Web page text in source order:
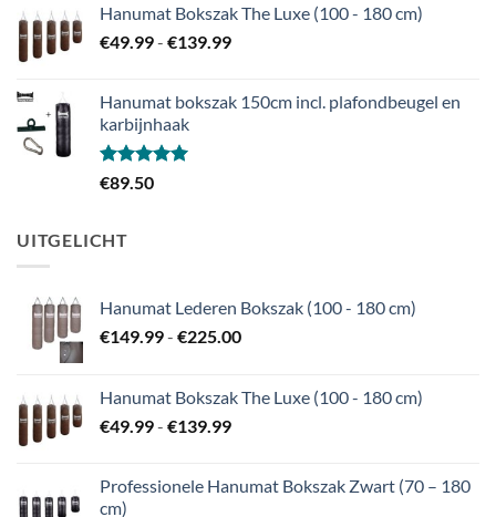
Hanumat Bokszak The Luxe (100 - 180 cm)
€49.99- €139.99Prijsklasse:
€139.99
Hanumat bokszak 150cm incl. plafondbeugel en
karbijnhaak
Gewaardeerd
€89.50
UITGELICHT
Hanumat Lederen Bokszak (100 - 180 cm)
€149.99- €225.00Prijsklasse:
€225.00
Hanumat Bokszak The Luxe (100 - 180 cm)
€49.99- €139.99Prijsklasse:
€139.99
Professionele Hanumat Bokszak Zwart (70 – 180
cm)